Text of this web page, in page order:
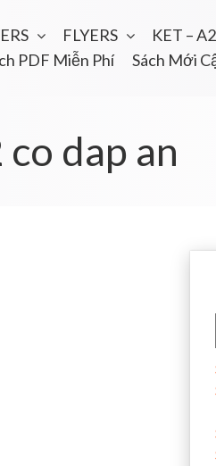
FLYERS KET – A2
PDF Miễn Phí Sách Mới
dap an